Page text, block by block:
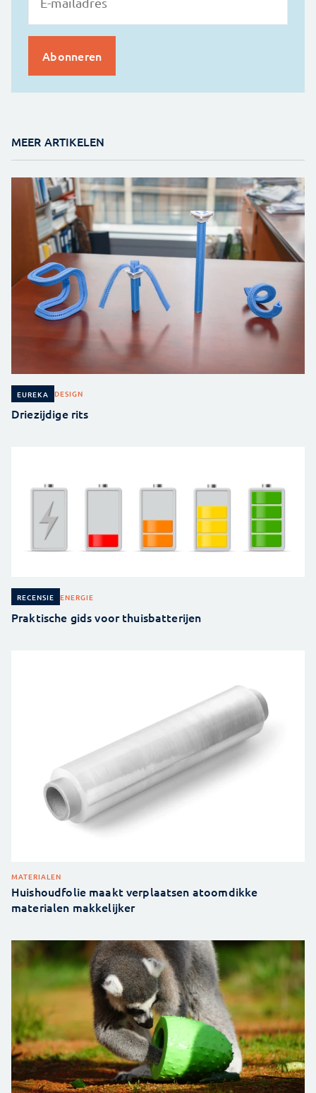
MEER ARTIKELEN
EUREKA DESIGN
Driezijdige rits
RECENSIE ENERGIE
Praktische gids voor thuisbatterijen
MATERIALEN
Huishoudfolie maakt verplaatsen atoomdikke
materialen makkelijker